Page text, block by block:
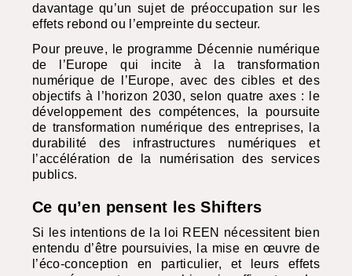
davantage qu’un sujet de préoccupation sur les
effets rebond ou l’empreinte du secteur.
Pour preuve, le programme Décennie numérique
de l’Europe qui incite à la transformation
numérique de l’Europe, avec des cibles et des
objectifs à l’horizon 2030, selon quatre axes : le
développement des compétences, la poursuite
de transformation numérique des entreprises, la
durabilité des infrastructures numériques et
l’accélération de la numérisation des services
publics.
Ce qu’en pensent les Shifters
Si les intentions de la loi REEN nécessitent bien
entendu d’être poursuivies, la mise en œuvre de
l’éco-conception en particulier, et leurs effets